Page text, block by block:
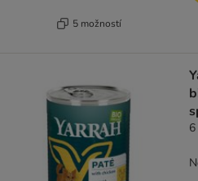
5 možností